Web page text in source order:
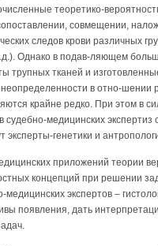
теоретико-
совмещении,
следов крови различных
Однако в подав-ляющем
трупных тканей и
в отно-шении
крайне редко. При этом в
медицинских экспертиз
генетики и
приложений теории
концепций при решении
экспертов –
появления, дать